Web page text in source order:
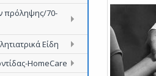
πρόληψης/70-
Είδη
HomeCare